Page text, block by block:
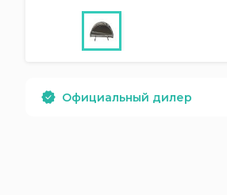
Официальный дилер